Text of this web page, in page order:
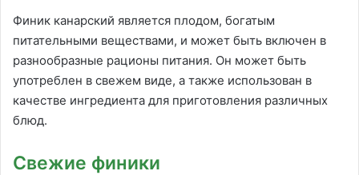
Финик канарский является плодом, богатым
питательными веществами, и может быть включен в
разнообразные рационы питания. Он может быть
употреблен в свежем виде, а также использован в
качестве ингредиента для приготовления различных
блюд.
Свежие финики